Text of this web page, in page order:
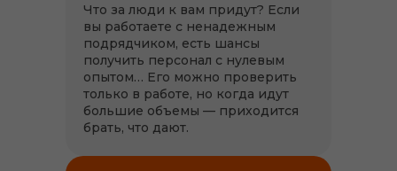
Что за люди к вам придут? Если
вы работаете с ненадежным
подрядчиком, есть шансы
получить персонал с нулевым
опытом… Его можно проверить
только в работе, но когда идут
большие объемы — приходится
брать, что дают.